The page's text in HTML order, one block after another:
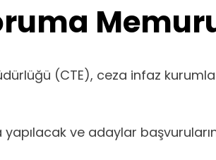
(CTE), ceza infaz
yapılacak ve adaylar